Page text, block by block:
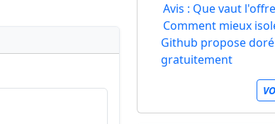
Avis : Que vaut
Comment mieux
Github propose
gratuitement